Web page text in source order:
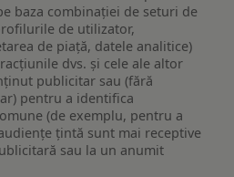
baza combinației de seturi de
de utilizator,
de piață, datele analitice)
dvs. și cele ale altor
publicitar sau (fără
pentru a identifica
(de exemplu, pentru a
țintă sunt mai receptive
sau la un anumit